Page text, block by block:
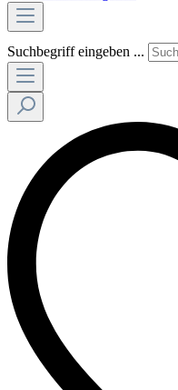
Suchbegriff eingeben ...